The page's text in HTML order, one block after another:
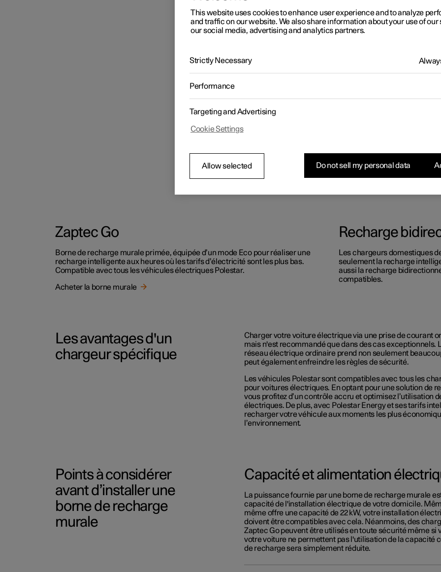
Zaptec Go
Borne de recharge murale primée, équipée d’un mode Eco pour réaliser une
recharge intelligente aux heures où les tarifs d’électricité sont les plus bas.
Compatible avec tous les véhicules électriques Polestar.
Acheter la borne murale
Recharge
Les chargeurs domestiques
seulement la recharge
aussi la recharge
compatibles.
Les avantages d'un
chargeur spécifique
Charger votre voiture électrique via une prise de courant
mais n'est recommandé que dans des cas exceptionnels.
réseau électrique ordinaire prend non seulement
peut également enfreindre les règles de sécurité.
Les véhicules Polestar sont compatibles avec tous les
pour voitures électriques. En optant pour une solution de
vous profitez d’un contrôle accru et optimisez l’utilisation
électriques. De plus, avec Polestar Energy et ses tarifs
recharger votre véhicule aux moments les plus
l’environnement.
Points à considérer
avant d’installer une
borne de recharge
murale
Capacité et alimentation
La puissance fournie par une borne de recharge murale
capacité de l'installation électrique de votre domicile.
même offre une capacité de 22 kW, votre installation
doivent être compatibles avec cela. Néanmoins, des
Zaptec Go peuvent être utilisés en toute sécurité même si
votre voiture ne permettent pas l'utilisation de la capacité
de recharge sera simplement réduite.
This website uses cookies to enhance user experience and to analyze
and traffic on our website. We also share information about your use of our
our social media, advertising and analytics partners.
Strictly Necessary
Performance
Targeting and Advertising
Cookie Settings
Allow selected Do not sell my personal data